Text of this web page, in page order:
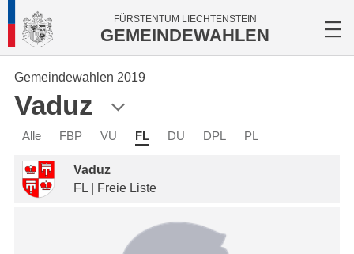
FÜRSTENTUM LIECHTENSTEIN
GEMEINDEWAHLEN
Gemeindewahlen 2019
Vaduz
Alle FBP VU FL DU DPL PL
Vaduz
FL | Freie Liste